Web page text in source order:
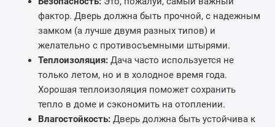
фактор. Дверь должна быть прочной, с надежным
замком (а лучше двумя разных типов) и
желательно с противосъемными штырями.
Теплоизоляция: Дача часто используется не
только летом, но и в холодное время года.
Хорошая теплоизоляция поможет сохранить
тепло в доме и сэкономить на отоплении.
Влагостойкость: Дверь должна быть устойчива к